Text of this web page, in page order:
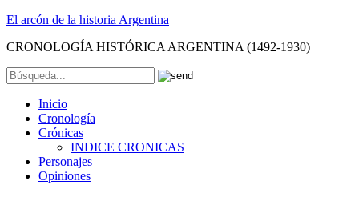
El arcón de la historia Argentina
CRONOLOGÍA HISTÓRICA ARGENTINA (1492-1930)
Inicio
Cronología
Crónicas
INDICE CRONICAS
Personajes
Opiniones